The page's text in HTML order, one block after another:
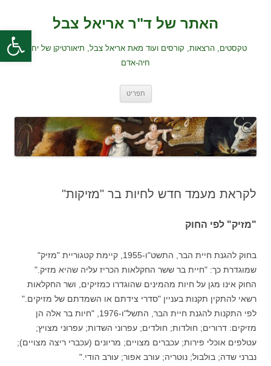
פתח
האתר של ד"ר אריאל צבל
טקסטים, הרצאות, קורסים ועוד מאת אריאל צבל, תיאורטיקן של יחסי
חיה-אדם
תפריט
לקראת מעמד חדש לחיות בר "מזיקות"
"מזיק" לפי החוק
בחוק להגנת חיית הבר, התשט"ו-1955, קיימת קטגוריית "מזיק"
שמוגדרת כך: "חיית בר ששר החקלאות הכריז עליה שהיא מזיק."
החוק אינו מגן על חיות מהמינים שהוגדרו כמזיקים, ושר החקלאות
רשאי להתקין תקנות בעניין "סדרי צידתם או השמדתם של מזיקים."
לפי התקנות להגנת חיית הבר, התשל"ו-1976, "חיות בר אלה הן
מזיקים: דרורים; חולדות; חולדים; עפרוני השדות; עפרוני מצויץ;
עטלפים אוכלי פירות; עכברים מצויים; מריונים (עכברי ריצה מצויים);
נברני שדה; בולבול; נוטריה; עורב אפור; עורב הודי."